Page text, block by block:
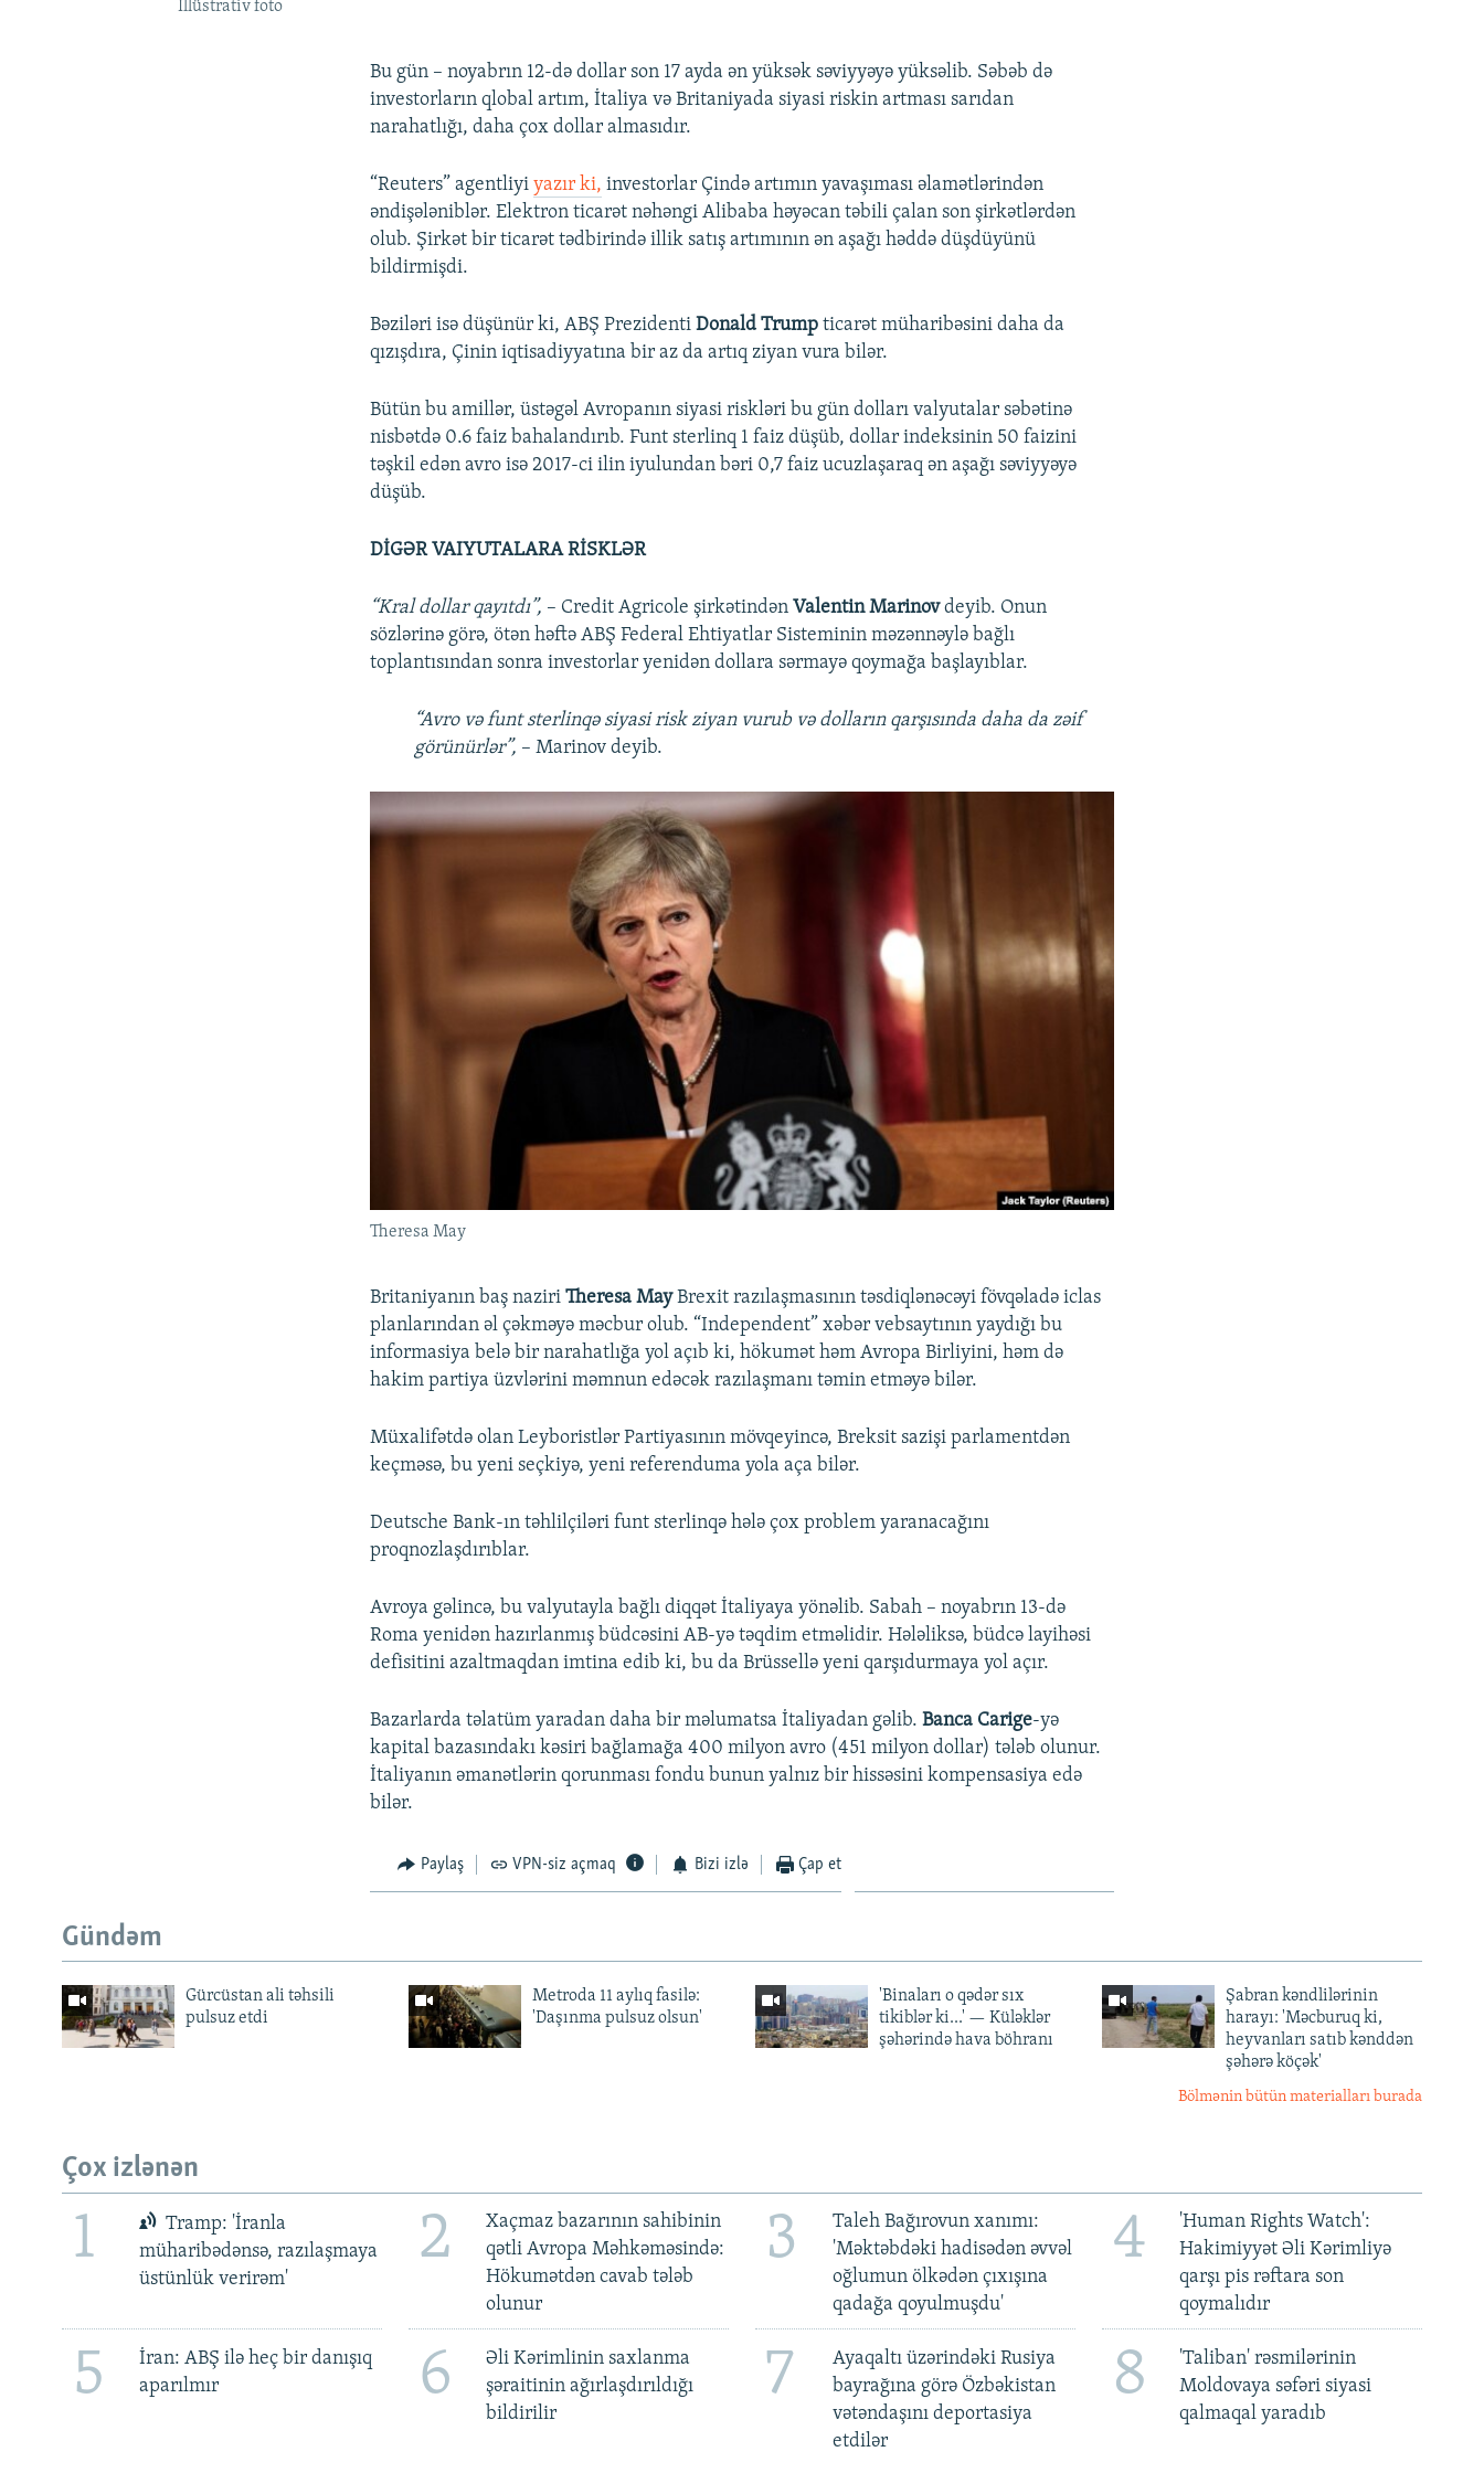
İllüstrativ foto
Bu gün – noyabrın 12-də dollar son 17 ayda ən yüksək səviyyəyə yüksəlib. Səbəb də
investorların qlobal artım, İtaliya və Britaniyada siyasi riskin artması sarıdan
narahatlığı, daha çox dollar almasıdır.
“Reuters” agentliyiyazır ki, investorlar Çində artımın yavaşıması əlamətlərindən
əndişələniblər. Elektron ticarət nəhəngi Alibaba həyəcan təbili çalan son şirkətlərdən
olub. Şirkət bir ticarət tədbirində illik satış artımının ən aşağı həddə düşdüyünü
bildirmişdi.
Bəziləri isə düşünür ki, ABŞ PrezidentiDonald Trump ticarət müharibəsini daha da
qızışdıra, Çinin iqtisadiyyatına bir az da artıq ziyan vura bilər.
Bütün bu amillər, üstəgəl Avropanın siyasi riskləri bu gün dolları valyutalar səbətinə
nisbətdə 0.6 faiz bahalandırıb. Funt sterlinq 1 faiz düşüb, dollar indeksinin 50 faizini
təşkil edən avro isə 2017-ci ilin iyulundan bəri 0,7 faiz ucuzlaşaraq ən aşağı səviyyəyə
düşüb.
DİGƏR VAIYUTALARA RİSKLƏR
“Kral dollar qayıtdı”, – Credit Agricole şirkətindənValentin Marinovdeyib. Onun
sözlərinə görə, ötən həftə ABŞ Federal Ehtiyatlar Sisteminin məzənnəylə bağlı
toplantısından sonra investorlar yenidən dollara sərmayə qoymağa başlayıblar.
“Avro və funt sterlinqə siyasi risk ziyan vurub və dolların qarşısında daha da zəif
görünürlər”, – Marinov deyib.
Theresa May
Britaniyanın baş naziriTheresa MayBrexit razılaşmasının təsdiqlənəcəyi fövqəladə iclas
planlarından əl çəkməyə məcbur olub. “Independent” xəbər vebsaytının yaydığı bu
informasiya belə bir narahatlığa yol açıb ki, hökumət həm Avropa Birliyini, həm də
hakim partiya üzvlərini məmnun edəcək razılaşmanı təmin etməyə bilər.
Müxalifətdə olan Leyboristlər Partiyasının mövqeyincə, Breksit sazişi parlamentdən
keçməsə, bu yeni seçkiyə, yeni referenduma yola aça bilər.
Deutsche Bank-ın təhlilçiləri funt sterlinqə hələ çox problem yaranacağını
proqnozlaşdırıblar.
Avroya gəlincə, bu valyutayla bağlı diqqət İtaliyaya yönəlib. Sabah – noyabrın 13-də
Roma yenidən hazırlanmış büdcəsini AB-yə təqdim etməlidir. Hələliksə, büdcə layihəsi
defisitini azaltmaqdan imtina edib ki, bu da Brüssellə yeni qarşıdurmaya yol açır.
Bazarlarda təlatüm yaradan daha bir məlumatsa İtaliyadan gəlib.Banca Carige-yə
kapital bazasındakı kəsiri bağlamağa 400 milyon avro (451 milyon dollar) tələb olunur.
İtaliyanın əmanətlərin qorunması fondu bunun yalnız bir hissəsini kompensasiya edə
bilər.
Paylaş VPN-siz açmaq Bizi izlə Çap et
Gündəm
Gürcüstan ali təhsili
pulsuz etdi
Metroda 11 aylıq fasilə:
'Daşınma pulsuz olsun'
'Binaları o qədər sıx
tikiblər ki...' — Küləklər
şəhərində hava böhranı
Şabran kəndlilərinin
harayı: 'Məcburuq ki,
heyvanları satıb kənddən
şəhərə köçək'
Bölmənin bütün materialları burada
Çox izlənən
1
Tramp: 'İranla
müharibədənsə, razılaşmaya
üstünlük verirəm'
2
Xaçmaz bazarının sahibinin
qətli Avropa Məhkəməsində:
Hökumətdən cavab tələb
olunur
3
Taleh Bağırovun xanımı:
'Məktəbdəki hadisədən əvvəl
oğlumun ölkədən çıxışına
qadağa qoyulmuşdu'
4
'Human Rights Watch':
Hakimiyyət Əli Kərimliyə
qarşı pis rəftara son
qoymalıdır
5
İran: ABŞ ilə heç bir danışıq
aparılmır
6
Əli Kərimlinin saxlanma
şəraitinin ağırlaşdırıldığı
bildirilir
7
Ayaqaltı üzərindəki Rusiya
bayrağına görə Özbəkistan
vətəndaşını deportasiya
etdilər
8
'Taliban' rəsmilərinin
Moldovaya səfəri siyasi
qalmaqal yaradıb